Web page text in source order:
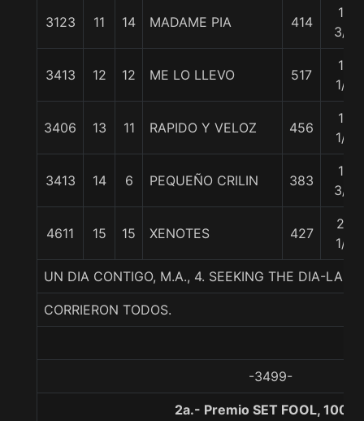
3123 11 14 MADAME PIA 414
13
3/4
3413 12 12 ME LO LLEVO 517
16
1/4
3406 13 11 RAPIDO Y VELOZ 456
17
1/4
3413 14 6 PEQUEÑO CRILIN 383
18
3/4
4611 15 15 XENOTES 427
23
1/4
UN DIA CONTIGO, M.A., 4. SEEKING THE DIA-
CORRIERON TODOS.
-3499-
2a.- Premio SET FOOL, 1000